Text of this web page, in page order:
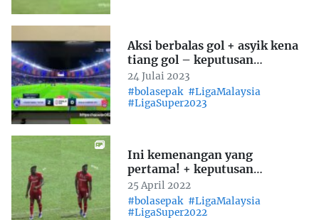
Aksi berbalas gol + asyik kena
tiang gol – keputusan
perlawanan ke-16 & 17 Liga
Super 2023 + final Piala FA
2023
24 Julai 2023
#bolasepak #LigaMalaysia
#LigaSuper2023
Ini kemenangan yang
pertama! + keputusan
perlawanan ke-6 Liga Super
2022
25 April 2022
#bolasepak #LigaMalaysia
#LigaSuper2022